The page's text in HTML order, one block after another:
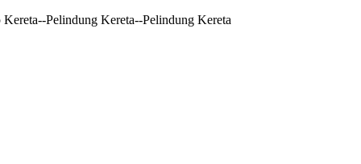
Pelindung Kereta--Pelindung Kereta